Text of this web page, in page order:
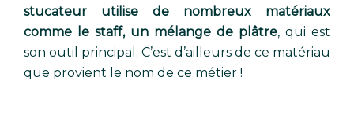
stucateur utilise de nombreux matériaux
comme le staff, un mélange de plâtre, qui est
son outil principal. C’est d’ailleurs de ce matériau
que provient le nom de ce métier !